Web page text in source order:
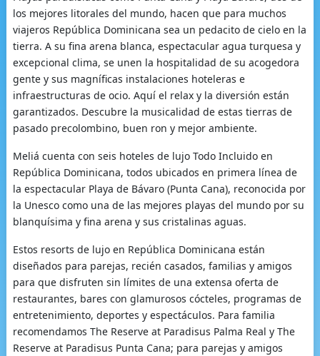
los mejores litorales del mundo, hacen que para muchos
viajeros República Dominicana sea un pedacito de cielo en la
tierra. A su fina arena blanca, espectacular agua turquesa y
excepcional clima, se unen la hospitalidad de su acogedora
gente y sus magníficas instalaciones hoteleras e
infraestructuras de ocio. Aquí el relax y la diversión están
garantizados. Descubre la musicalidad de estas tierras de
pasado precolombino, buen ron y mejor ambiente.
Meliá cuenta con seis hoteles de lujo Todo Incluido en
República Dominicana, todos ubicados en primera línea de
la espectacular Playa de Bávaro (Punta Cana), reconocida por
la Unesco como una de las mejores playas del mundo por su
blanquísima y fina arena y sus cristalinas aguas.
Estos resorts de lujo en República Dominicana están
diseñados para parejas, recién casados, familias y amigos
para que disfruten sin límites de una extensa oferta de
restaurantes, bares con glamurosos cócteles, programas de
entretenimiento, deportes y espectáculos. Para familia
recomendamos The Reserve at Paradisus Palma Real y The
Reserve at Paradisus Punta Cana; para parejas y amigos